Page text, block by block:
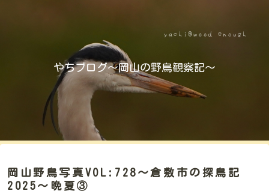
やちブログ～岡山の野鳥観察記～
岡山野鳥写真VOL:728～倉敷市の探鳥記
2025～晩夏③